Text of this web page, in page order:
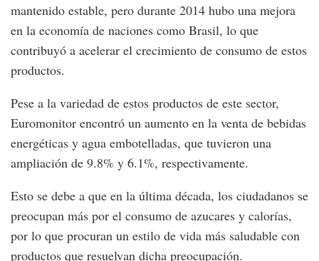
mantenido estable, pero durante 2014 hubo una mejora
en la economía de naciones como Brasil, lo que
contribuyó a acelerar el crecimiento de consumo de estos
productos.
Pese a la variedad de estos productos de este sector,
Euromonitor encontró un aumento en la venta de bebidas
energéticas y agua embotelladas, que tuvieron una
ampliación de 9.8% y 6.1%, respectivamente.
Esto se debe a que en la última década, los ciudadanos se
preocupan más por el consumo de azucares y calorías,
por lo que procuran un estilo de vida más saludable con
productos que resuelvan dicha preocupación.